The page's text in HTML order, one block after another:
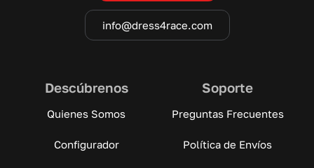
info@dress4race.com
Descúbrenos
Quienes Somos
Configurador
Soporte
Preguntas Frecuentes
Política de Envíos